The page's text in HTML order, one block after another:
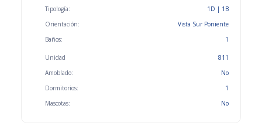
Tipología:
Orientación:
Baños:
1D | 1B
Vista Sur Poniente
1
Unidad
Amoblado:
Dormitorios:
Mascotas:
811
No
1
No